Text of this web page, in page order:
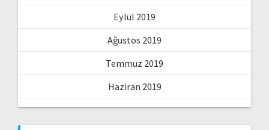
Eylül 2019
Ağustos 2019
Temmuz 2019
Haziran 2019